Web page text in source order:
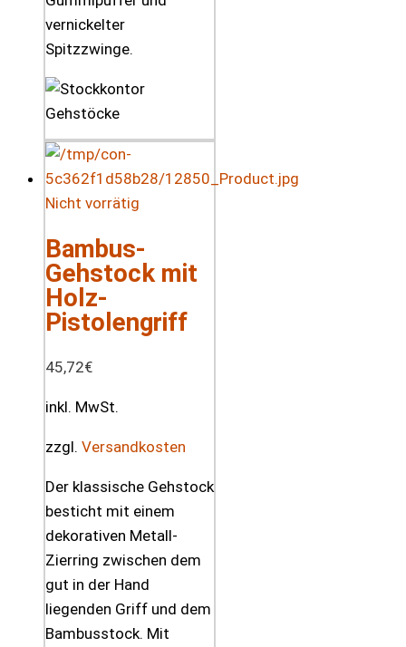
vernickelter
Spitzzwinge.
Nicht vorrätig
Bambus-
Gehstock mit
Holz-
Pistolengriff
45,72€
inkl. MwSt.
zzgl. Versandkosten
Der klassische Gehstock
besticht mit einem
dekorativen Metall-
Zierring zwischen dem
gut in der Hand
liegenden Griff und dem
Bambusstock. Mit